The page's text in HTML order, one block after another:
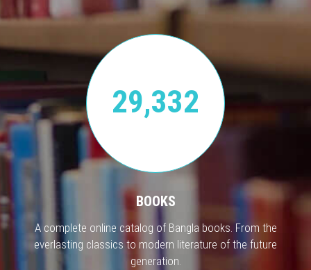
29,332
BOOKS
A complete online catalog of Bangla books. From the
everlasting classics to modern literature of the future
generation.